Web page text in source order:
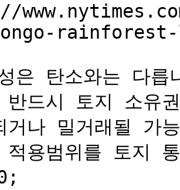
은 탄소와는 다
반드시 토지 소유
거나 밀거래될 가
적용범위를 토지